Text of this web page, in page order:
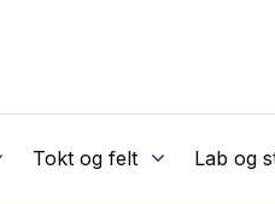
Tokt og felt Lab og